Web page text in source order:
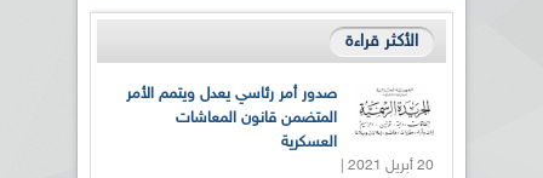
الأكثر قراءة
صدور أمر رئاسي يعدل ويتمم الأمر
المتضمن قانون المعاشات
العسكرية
20 أبريل 2021 |